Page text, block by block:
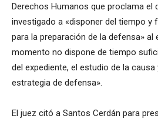
Derechos Humanos que proclama el
investigado a «disponer del tiempo y
para la preparación de la defensa» al
momento no dispone de tiempo
del expediente, el estudio de la
estrategia de defensa».
El juez citó a Santos Cerdán para